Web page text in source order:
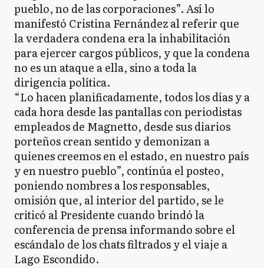
pueblo, no de las corporaciones”. Así lo
manifestó Cristina Fernández al referir que
la verdadera condena era la inhabilitación
para ejercer cargos públicos, y que la condena
no es un ataque a ella, sino a toda la
dirigencia política.
“Lo hacen planificadamente, todos los días y a
cada hora desde las pantallas con periodistas
empleados de Magnetto, desde sus diarios
porteños crean sentido y demonizan a
quienes creemos en el estado, en nuestro país
y en nuestro pueblo”, continúa el posteo,
poniendo nombres a los responsables,
omisión que, al interior del partido, se le
criticó al Presidente cuando brindó la
conferencia de prensa informando sobre el
escándalo de los chats filtrados y el viaje a
Lago Escondido.